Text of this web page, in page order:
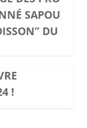
SAPOU
DU
!